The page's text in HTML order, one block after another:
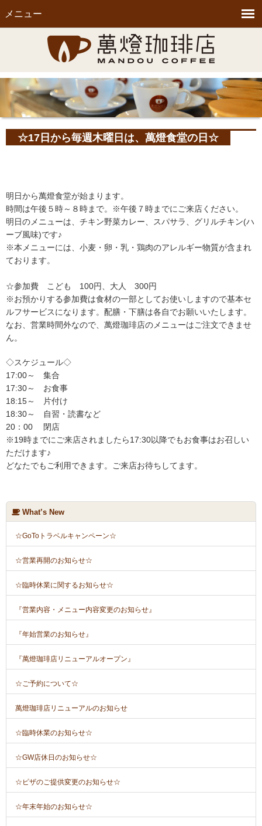
メニュー
☆17日から毎週木曜日は、萬燈食堂の日☆
明日から萬燈食堂が始まります。
時間は午後５時～８時まで。※午後７時までにご来店ください。
明日のメニューは、チキン野菜カレー、スパサラ、グリルチキン(ハ
ーブ風味)です♪
※本メニューには、小麦・卵・乳・鶏肉のアレルギー物質が含まれ
ております。
☆参加費 こども 100円、大人 300円
※お預かりする参加費は食材の一部としてお使いしますので基本セ
ルフサービスになります。配膳・下膳は各自でお願いいたします。
なお、営業時間外なので、萬燈珈琲店のメニューはご注文できませ
ん。
◇スケジュール◇
17:00～ 集合
17:30～ お食事
18:15～ 片付け
18:30～ 自習・読書など
20：00 閉店
※19時までにご来店されましたら17:30以降でもお食事はお召しい
ただけます♪
どなたでもご利用できます。ご来店お待ちしてます。
What’s New
☆GoToトラベルキャンペーン☆
☆営業再開のお知らせ☆
☆臨時休業に関するお知らせ☆
『営業内容・メニュー内容変更のお知らせ』
『年始営業のお知らせ』
『萬燈珈琲店リニューアルオープン』
☆ご予約について☆
萬燈珈琲店リニューアルのお知らせ
☆臨時休業のお知らせ☆
☆GW店休日のお知らせ☆
☆ピザのご提供変更のお知らせ☆
☆年末年始のお知らせ☆